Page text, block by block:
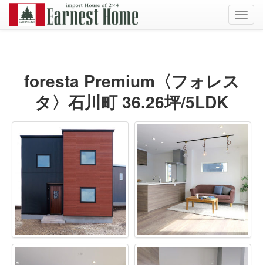
foresta Premium〈フォレス
タ〉石川町 36.26坪/5LDK